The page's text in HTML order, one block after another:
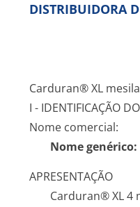
DISTRIBUIDORA
Carduran® XL
I - IDENTIFICAÇÃO
Nome comercial:
Nome genérico:
APRESENTAÇÃO
Carduran® XL 4